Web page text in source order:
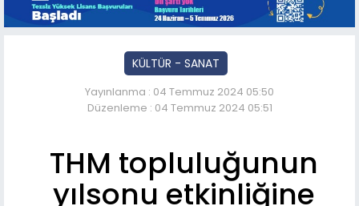
KÜLTÜR - SANAT
Yayınlanma : 04 Temmuz 2024 05:50
Düzenleme : 04 Temmuz 2024 05:51
THM topluluğunun
yılsonu etkinliğine